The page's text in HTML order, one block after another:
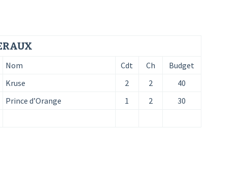
Nom Cdt Ch
Budget
Kruse 2 2
40
Prince d’Orange 1 2
30